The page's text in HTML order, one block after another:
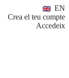
EN
Crea el teu compte
Accedeix